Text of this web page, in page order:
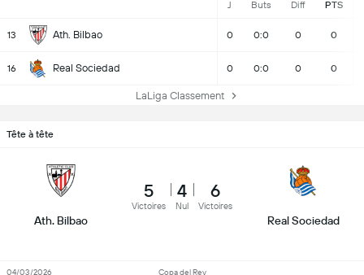
J Buts Diff PTS
13 Ath. Bilbao 0 0:0 0 0
16 Real Sociedad 0 0:0 0 0
LaLiga Classement
Tête à tête
Ath. Bilbao
5
Victoires
4
Nul
6
Victoires
Real Sociedad
Copa del Rey
04/03/2026